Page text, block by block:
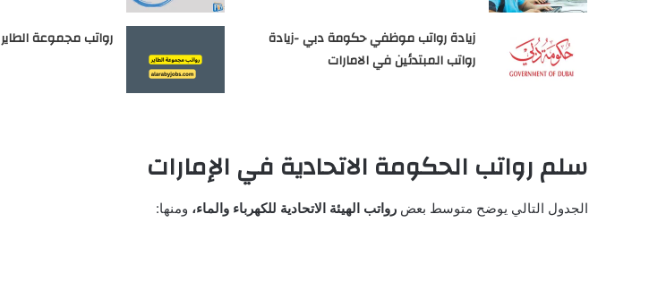
زيادة رواتب موظفي حكومة دبي -زيادة
رواتب المبتدئين في الامارات
رواتب مجموعة الطاير
سلم رواتب الحكومة الاتحادية في الإمارات
الجدول التالي يوضح متوسط بعض رواتب الهيئة الاتحادية للكهرباء والماء، ومنها: